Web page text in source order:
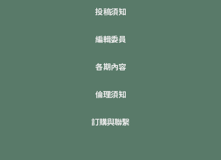
投稿須知
編輯委員
各期內容
倫理須知
訂購與聯繫